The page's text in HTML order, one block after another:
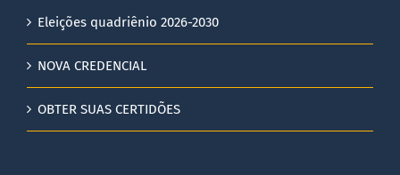
Eleições quadriênio 2026-2030
NOVA CREDENCIAL
OBTER SUAS CERTIDÕES